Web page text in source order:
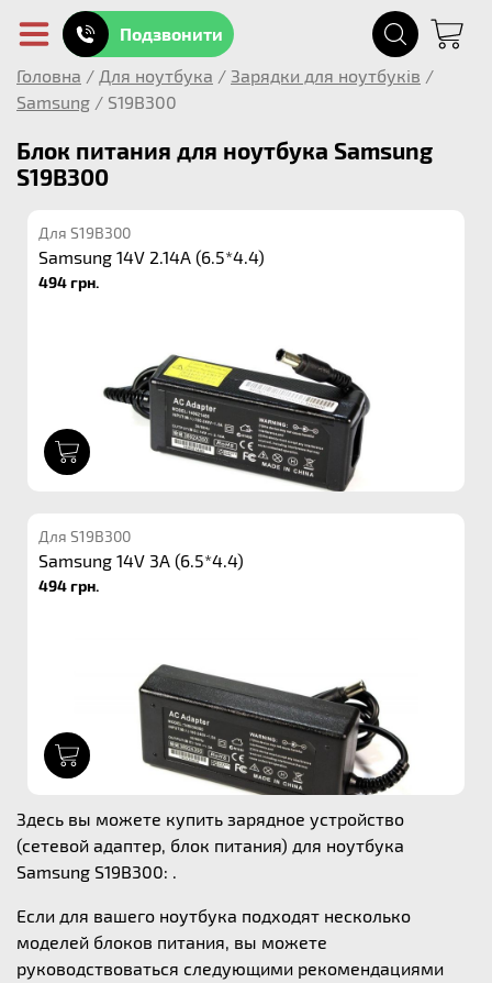
Подзвонити
Головна / Для ноутбука / Зарядки для ноутбуків /
Samsung / S19B300
Блок питания для ноутбука Samsung
S19B300
Для S19B300
Samsung 14V 2.14A (6.5*4.4)
494 грн.
Для S19B300
Samsung 14V 3A (6.5*4.4)
494 грн.
Здесь вы можете купить зарядное устройство
(сетевой адаптер, блок питания) для ноутбука
Samsung S19B300: .
Если для вашего ноутбука подходят несколько
моделей блоков питания, вы можете
руководствоваться следующими рекомендациями